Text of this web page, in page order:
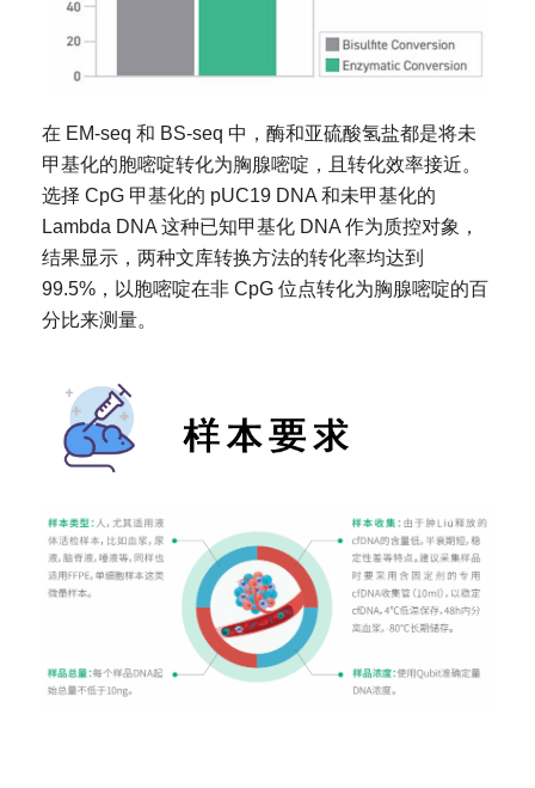
在 EM-seq 和 BS-seq 中，酶和亚硫酸氢盐都是将未
甲基化的胞嘧啶转化为胸腺嘧啶，且转化效率接近。
选择 CpG 甲基化的 pUC19 DNA 和未甲基化的
Lambda DNA 这种已知甲基化 DNA 作为质控对象，
结果显示，两种文库转换方法的转化率均达到
99.5%，以胞嘧啶在非 CpG 位点转化为胸腺嘧啶的百
分比来测量。